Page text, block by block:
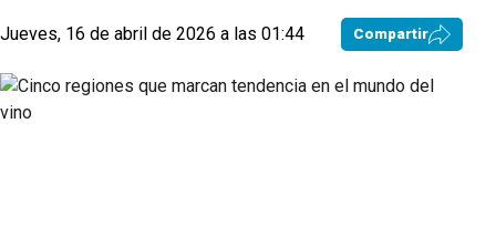
Jueves, 16 de abril de 2026 a las 01:44 Compartir